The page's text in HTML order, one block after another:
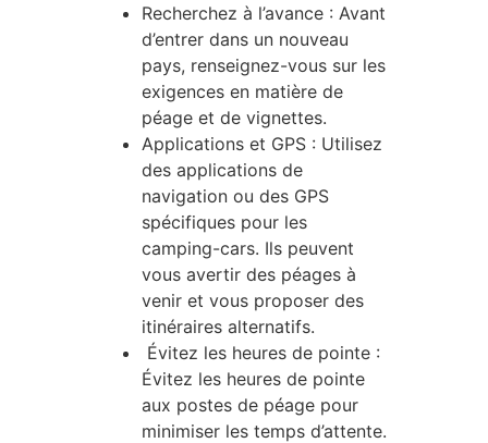
Recherchez à l’avance : Avant
d’entrer dans un nouveau
pays, renseignez-vous sur les
exigences en matière de
péage et de vignettes.
Applications et GPS : Utilisez
des applications de
navigation ou des GPS
spécifiques pour les
camping-cars. Ils peuvent
vous avertir des péages à
venir et vous proposer des
itinéraires alternatifs.
Évitez les heures de pointe :
Évitez les heures de pointe
aux postes de péage pour
minimiser les temps d’attente.